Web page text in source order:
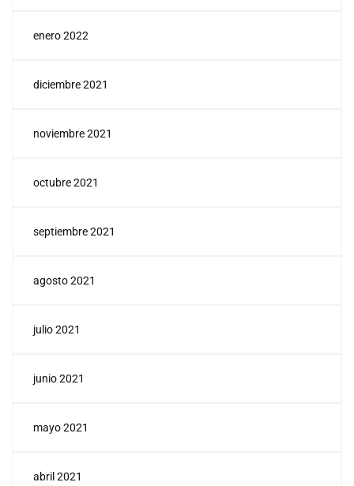
enero 2022
diciembre 2021
noviembre 2021
octubre 2021
septiembre 2021
agosto 2021
julio 2021
junio 2021
mayo 2021
abril 2021